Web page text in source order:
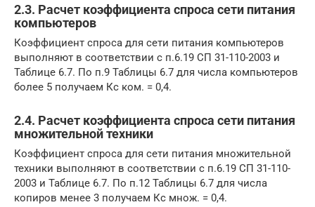
2.3. Расчет коэффициента спроса сети питания
компьютеров
Коэффициент спроса для сети питания компьютеров
выполняют в соответствии с п.6.19 СП 31-110-2003 и
Таблице 6.7. По п.9 Таблицы 6.7 для числа компьютеров
более 5 получаем Кс ком. = 0,4.
2.4. Расчет коэффициента спроса сети питания
множительной техники
Коэффициент спроса для сети питания множительной
техники выполняют в соответствии с п.6.19 СП 31-110-
2003 и Таблице 6.7. По п.12 Таблицы 6.7 для числа
копиров менее 3 получаем Кс множ. = 0,4.